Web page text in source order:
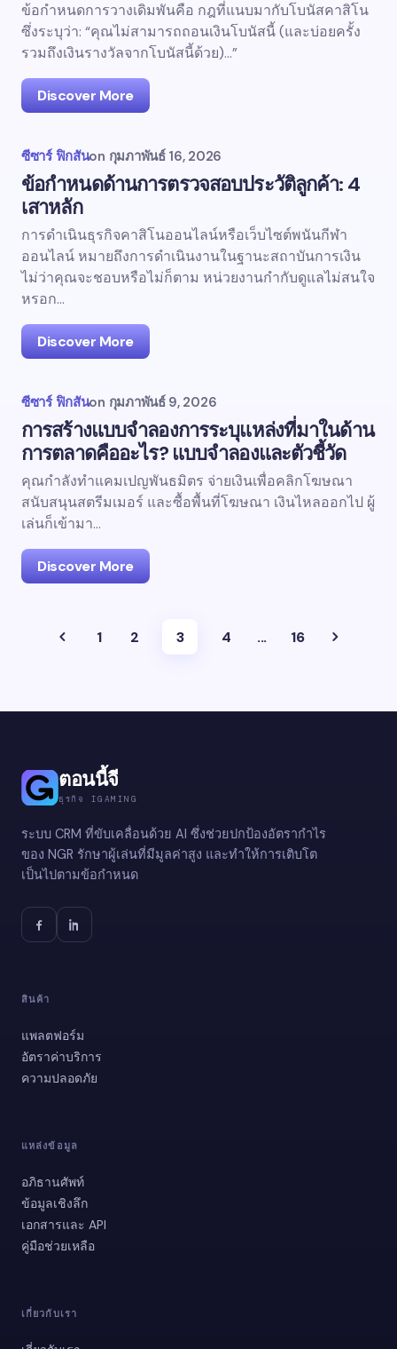
ข้อกำหนดการวางเดิมพันคือ กฎที่แนบมากับโบนัสคาสิโน
ซึ่งระบุว่า: “คุณไม่สามารถถอนเงินโบนัสนี้ (และบ่อยครั้ง
รวมถึงเงินรางวัลจากโบนัสนี้ด้วย)…”
Discover More
ซีซาร์ ฟิกสันon กุมภาพันธ์ 16, 2026
ข้อกำหนดด้านการตรวจสอบประวัติลูกค้า: 4
เสาหลัก
การดำเนินธุรกิจคาสิโนออนไลน์หรือเว็บไซต์พนันกีฬา
ออนไลน์ หมายถึงการดำเนินงานในฐานะสถาบันการเงิน
ไม่ว่าคุณจะชอบหรือไม่ก็ตาม หน่วยงานกำกับดูแลไม่สนใจ
หรอก...
Discover More
ซีซาร์ ฟิกสันon กุมภาพันธ์ 9, 2026
การสร้างแบบจำลองการระบุแหล่งที่มาในด้าน
การตลาดคืออะไร? แบบจำลองและตัวชี้วัด
คุณกำลังทำแคมเปญพันธมิตร จ่ายเงินเพื่อคลิกโฆษณา
สนับสนุนสตรีมเมอร์ และซื้อพื้นที่โฆษณา เงินไหลออกไป ผู้
เล่นก็เข้ามา...
Discover More
1 2 3 4 ... 16
ตอนนี้จี
ธุรกิจ IGAMING
ระบบ CRM ที่ขับเคลื่อนด้วย AI ซึ่งช่วยปกป้องอัตรากำไร
ของ NGR รักษาผู้เล่นที่มีมูลค่าสูง และทำให้การเติบโต
เป็นไปตามข้อกำหนด
สินค้า
แพลตฟอร์ม
อัตราค่าบริการ
⁠ความปลอดภัย
แหล่งข้อมูล
อภิธานศัพท์
ข้อมูลเชิงลึก
เอกสารและ API
คู่มือช่วยเหลือ
เกี่ยวกับเรา